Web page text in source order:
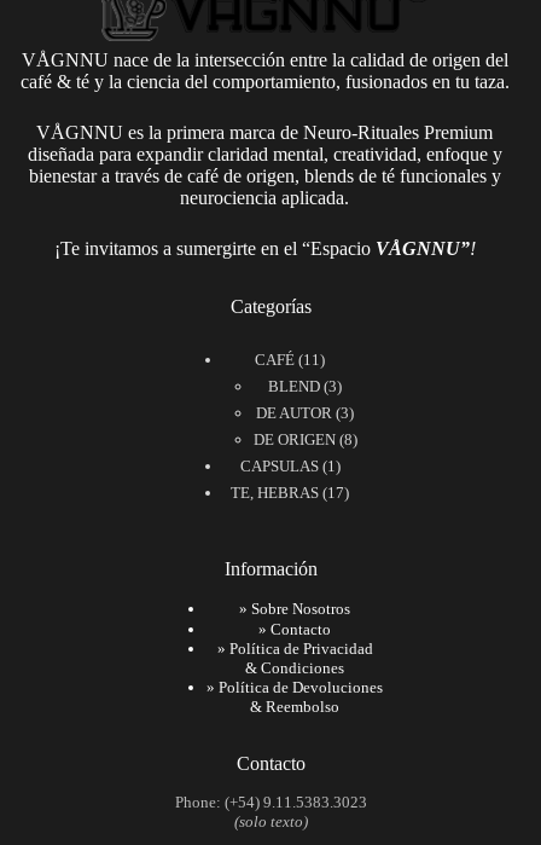
VÅGNNU nace de la intersección entre la calidad de origen del
café & té y la ciencia del comportamiento, fusionados en tu taza.
VÅGNNU es la primera marca de Neuro-Rituales Premium
diseñada para expandir claridad mental, creatividad, enfoque y
bienestar a través de café de origen, blends de té funcionales y
neurociencia aplicada.
¡Te invitamos a sumergirte en el “Espacio VÅGNNU”!
Categorías
CAFÉ 1111
productos
BLEND 33
productos
DE AUTOR 33
productos
DE ORIGEN 88
CAPSULAS 11
producto
TE, HEBRAS 1717
Información
» Sobre Nosotros
» Contacto
» Política de Privacidad
& Condiciones
» Política de Devoluciones
& Reembolso
Contacto
Phone: (+54) 9.11.5383.3023
(solo texto)